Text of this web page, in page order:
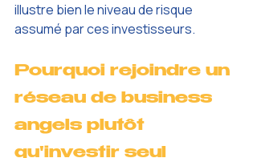
illustre bien le niveau de risque
assumé par ces investisseurs.
Pourquoi rejoindre un
réseau de business
angels plutôt
qu'investir seul